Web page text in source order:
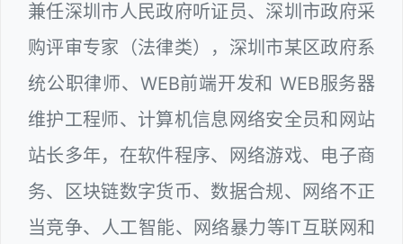
兼任深圳市人民政府听证员、深圳市政府采
购评审专家（法律类），深圳市某区政府系
统公职律师、WEB前端开发和 WEB服务器
维护工程师、计算机信息网络安全员和网站
站长多年，在软件程序、网络游戏、电子商
务、区块链数字货币、数据合规、网络不正
当竞争、人工智能、网络暴力等IT互联网和